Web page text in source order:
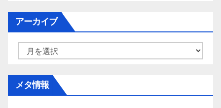
ー
アーカイブ
メタ情報